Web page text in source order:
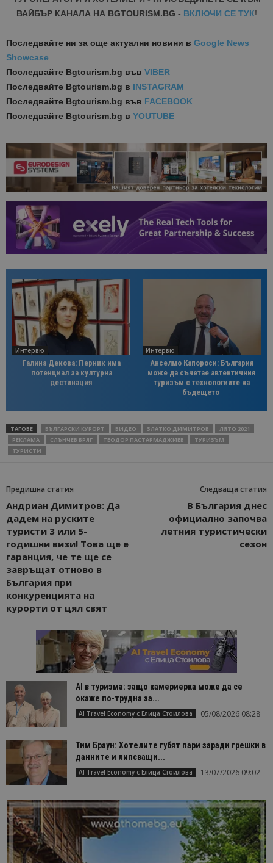
ВАЙБЪР КАНАЛА НА BGTOURISM.BG - ВКЛЮЧИ СЕ ТУК!
Последвайте ни за още актуални новини в Google News
Showcase
Последвайте Bgtourism.bg във VIBER
Последвайте Bgtourism.bg в INSTAGRAM
Последвайте Bgtourism.bg във FACEBOOK
Последвайте Bgtourism.bg в YOUTUBE
Интервю
Галина Декова: Перник има
потенциал за културна
дестинация
Интервю
Анселмо Капороси: България
може да съчетае автентичния
туризъм с технологиите на
бъдещето
ТАГОВЕ БЪЛГАРСКИ КУРОРТ ВИДЕО ЗЛАТКО ДИМИТРОВ
ЛЯТО 2021
РЕКЛАМА
СЛЪНЧЕВ БРЯГ ТЕОДОР ПАСТАРМАДЖИЕВ
ТУРИЗЪМ
ТУРИСТИ
Предишна статия
Андриан Димитров: Да
дадем на руските
туристи 3 или 5-
годишни визи! Това ще е
гаранция, че те ще се
завръщат отново в
България при
конкуренцията на
курорти от цял свят
Следваща статия
В България днес
официално започва
летния туристически
сезон
AI в туризма: защо камериерка може да се
окаже по-трудна за...
AI Travel Economy с Елица Стоилова 05/08/2026 08:28
Тим Браун: Хотелите губят пари заради грешки в
данните и липсващи...
AI Travel Economy с Елица Стоилова 13/07/2026 09:02